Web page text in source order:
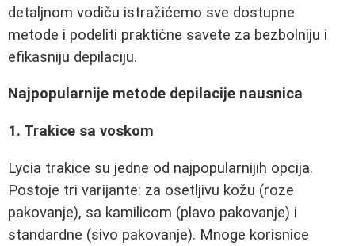
detaljnom vodiču istražićemo sve dostupne
metode i podeliti praktične savete za bezbolniju i
efikasniju depilaciju.
Najpopularnije metode depilacije nausnica
1. Trakice sa voskom
Lycia trakice su jedne od najpopularnijih opcija.
Postoje tri varijante: za osetljivu kožu (roze
pakovanje), sa kamilicom (plavo pakovanje) i
standardne (sivo pakovanje). Mnoge korisnice